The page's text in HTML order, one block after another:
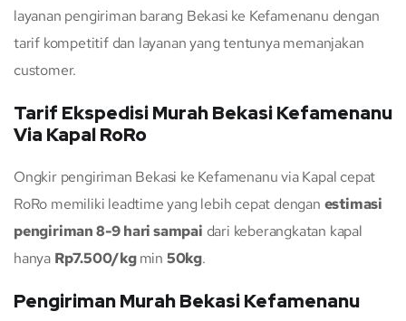
layanan pengiriman barang Bekasi ke Kefamenanu dengan
tarif kompetitif dan layanan yang tentunya memanjakan
customer.
Tarif Ekspedisi Murah Bekasi Kefamenanu
Via Kapal RoRo
Ongkir pengiriman Bekasi ke Kefamenanu via Kapal cepat
RoRo memiliki leadtime yang lebih cepat dengan estimasi
pengiriman 8-9 hari sampai dari keberangkatan kapal
hanya Rp7.500/kgmin 50kg.
Pengiriman Murah Bekasi Kefamenanu